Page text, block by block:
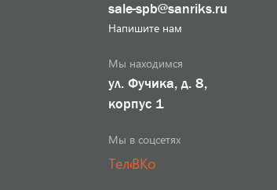
sale-spb@sanriks.ru
Напишите нам
Мы находимся
ул. Фучика, д. 8,
корпус 1
Мы в соцсетях
ТелеграмВКонтакте